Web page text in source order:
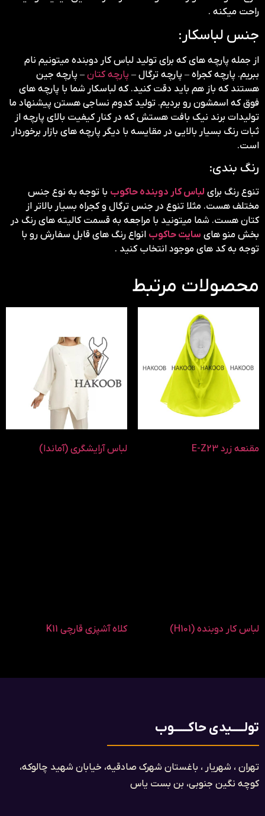
راحت میکنه .
جنس لباسکار:
از جمله پارچه های که برای تولید لباس کار دوبنده میتونیم نام
ببریم. پارچه کجراه – پارچه ترگال – پارچه کتان – پارچه جین
هستند که باز هم باید دقت کنید. که لباسکار شما با پارچه های
فوق که اسمشون رو بردیم. تولید کدوم نساجی هستن پیشنهاد ما
تولیدات برند نیک بافت هستش که در کنار کیفیت بالای پارچه از
ثبات رنگ بسیار بالایی در مقایسه با دیگر پارچه های بازار برخوردار
است.
رنگ بندی:
تنوع رنگ برای لباس کار دوبنده حاکوب با توجه به نوع جنس
مختلف هست. مثلا تنوع در جنس ترگال و کجراه بسیار بالاتر از
کتان هست. شما میتونید با مراجعه به قسمت کالیته های رنگ در
بخش منو های سایت حاکوب انواع رنگ های قابل سفارش رو با
توجه به کد های موجود انتخاب کنید .
محصولات مرتبط
مقنعه زرد E-Z23 لباس آرایشگری (آماندا)
لباس کار دوبنده (H101) کلاه آشپزی قارچی K11
تولـــــیدی حاکــــــوب
تهران ، شهریار ، باغستان شهرک صادقیه، خیابان شهید چالوکه،
کوچه نگین جنوبی، بن بست یاس​